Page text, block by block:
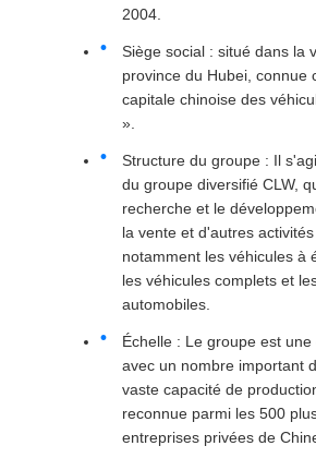
2004.
Siège social : situé dans la
province du Hubei, connue
capitale chinoise des
».
Structure du groupe : Il
du groupe diversifié CLW,
recherche et le
la vente et d'autres activités
notamment les véhicules à
les véhicules complets et
automobiles.
Échelle : Le groupe est
avec un nombre important
vaste capacité de
reconnue parmi les 500
entreprises privées de